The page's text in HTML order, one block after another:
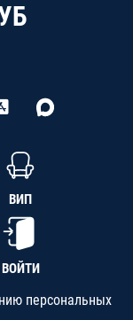
ВИП
ВОЙТИ
персональных